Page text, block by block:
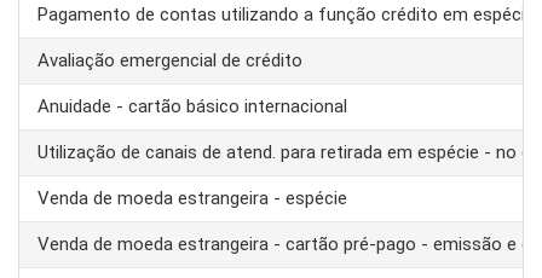
Pagamento de contas utilizando a função crédito em espécie
Avaliação emergencial de crédito
Anuidade - cartão básico internacional
Utilização de canais de atend. para retirada em espécie - no
Venda de moeda estrangeira - espécie
Venda de moeda estrangeira - cartão pré-pago - emissão e